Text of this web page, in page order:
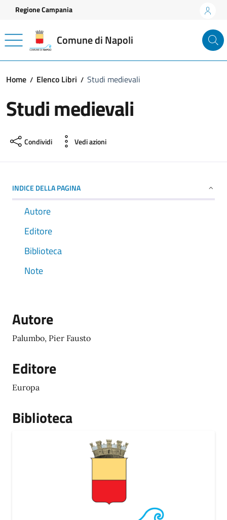
Vai ai contenuti
Vai al footer
Regione Campania
Comune di Napoli
Home Elenco Libri Studi medievali
Studi medievali
Condividi Vedi azioni
INDICE DELLA PAGINA
Autore
Editore
Biblioteca
Note
Autore
Palumbo, Pier Fausto
Editore
Europa
Biblioteca